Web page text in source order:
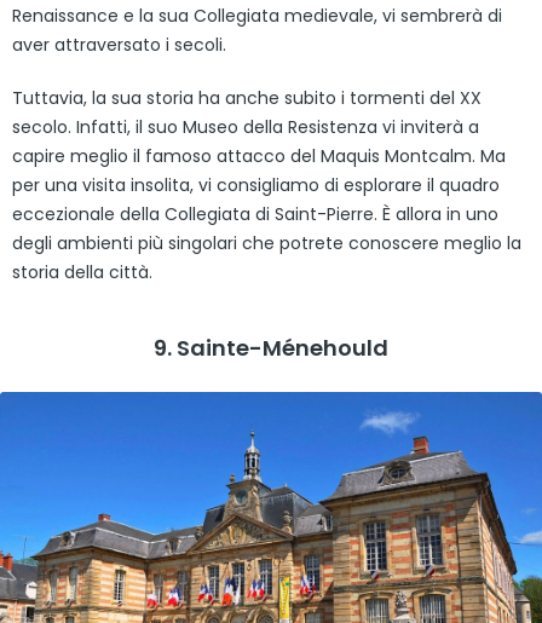
Renaissance e la sua Collegiata medievale, vi sembrerà di
aver attraversato i secoli.
Tuttavia, la sua storia ha anche subito i tormenti del XX
secolo. Infatti, il suo Museo della Resistenza vi inviterà a
capire meglio il famoso attacco del Maquis Montcalm. Ma
per una visita insolita, vi consigliamo di esplorare il quadro
eccezionale della Collegiata di Saint-Pierre. È allora in uno
degli ambienti più singolari che potrete conoscere meglio la
storia della città.
9. Sainte-Ménehould